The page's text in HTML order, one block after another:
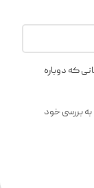
که دوباره
بررسی خود